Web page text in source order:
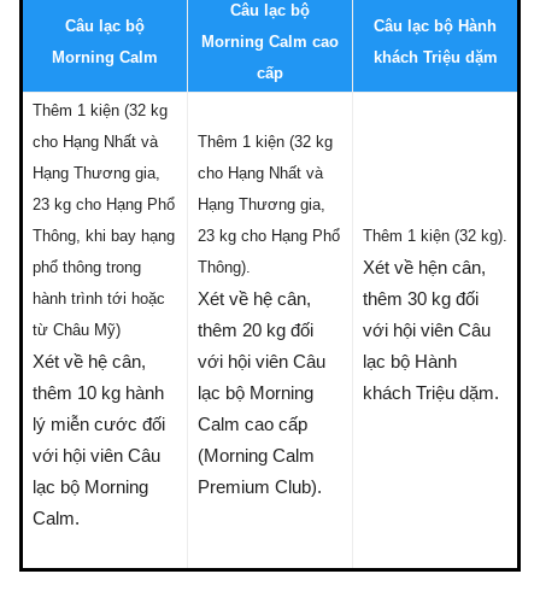
Câu lạc bộ
Morning Calm
Câu lạc bộ
Morning Calm cao
cấp
Câu lạc bộ Hành
khách Triệu dặm
Thêm 1 kiện (32 kg
cho Hạng Nhất và
Hạng Thương gia,
23 kg cho Hạng Phổ
Thông, khi bay hạng
phổ thông trong
hành trình tới hoặc
từ Châu Mỹ)
Xét về hệ cân,
thêm 10 kg hành
lý miễn cước đối
với hội viên Câu
lạc bộ Morning
Calm.
Thêm 1 kiện (32 kg
cho Hạng Nhất và
Hạng Thương gia,
23 kg cho Hạng Phổ
Thông).
Xét về hệ cân,
thêm 20 kg đối
với hội viên Câu
lạc bộ Morning
Calm cao cấp
(Morning Calm
Premium Club).
Thêm 1 kiện (32 kg).
Xét về hện cân,
thêm 30 kg đối
với hội viên Câu
lạc bộ Hành
khách Triệu dặm.